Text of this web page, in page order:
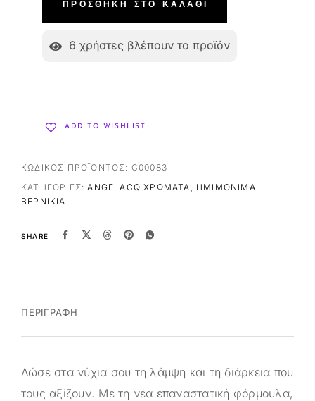
ΠΡΟΣΘΉΚΗ ΣΤΟ ΚΑΛΆΘΙ
6 χρήστες βλέπουν το προϊόν
ADD TO WISHLIST
ΚΩΔΙΚΌΣ ΠΡΟΪΌΝΤΟΣ: C00083
ΚΑΤΗΓΟΡΊΕΣ:ANGELACQ ΧΡΏΜΑΤΑ , ΗΜΙΜΌΝΙΜΑ
ΒΕΡΝΊΚΙΑ
SHARE
ΠΕΡΙΓΡΑΦΉ
Δώσε στα νύχια σου τη λάμψη και τη διάρκεια που
τους αξίζουν. Με τη νέα επαναστατική φόρμουλα,